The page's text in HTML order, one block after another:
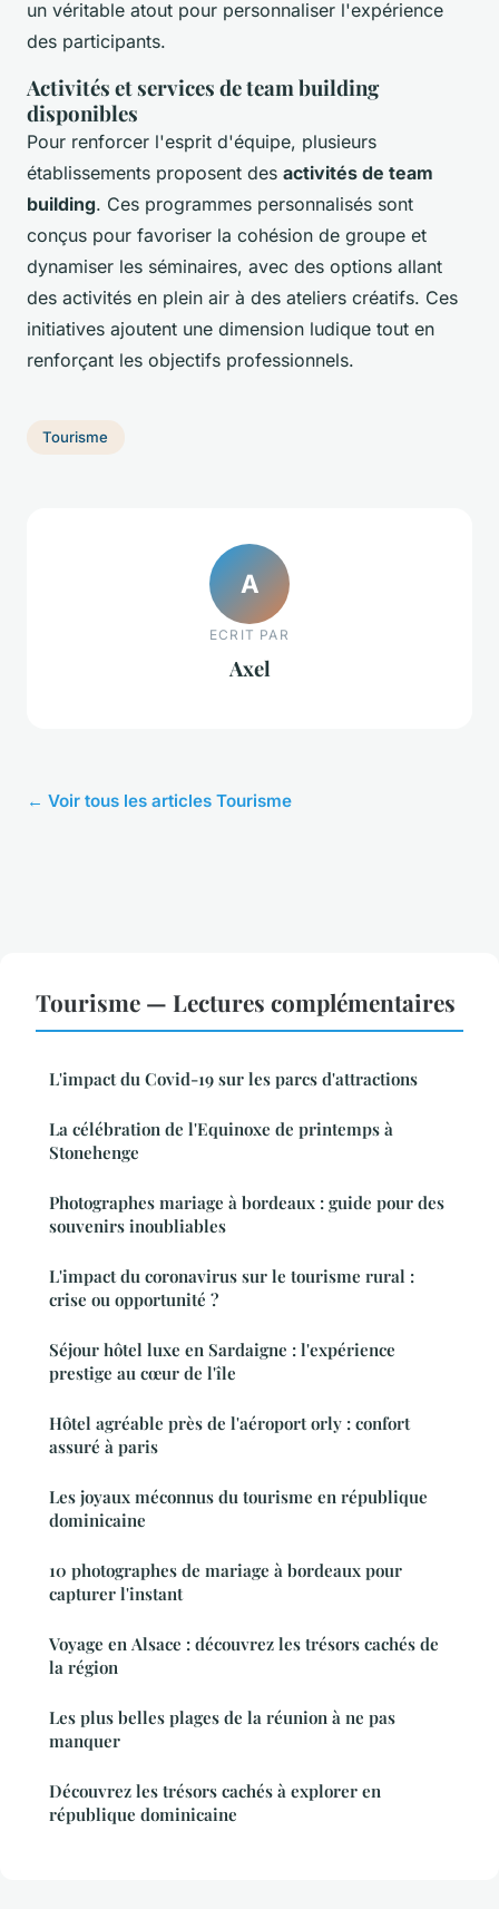
un véritable atout pour personnaliser l'expérience
des participants.
Activités et services de team building
disponibles
Pour renforcer l'esprit d'équipe, plusieurs
établissements proposent des activités de team
building. Ces programmes personnalisés sont
conçus pour favoriser la cohésion de groupe et
dynamiser les séminaires, avec des options allant
des activités en plein air à des ateliers créatifs. Ces
initiatives ajoutent une dimension ludique tout en
renforçant les objectifs professionnels.
Tourisme
A
ECRIT PAR
Axel
← Voir tous les articles Tourisme
Tourisme — Lectures complémentaires
L'impact du Covid-19 sur les parcs d'attractions
La célébration de l'Equinoxe de printemps à
Stonehenge
Photographes mariage à bordeaux : guide pour des
souvenirs inoubliables
L'impact du coronavirus sur le tourisme rural :
crise ou opportunité ?
Séjour hôtel luxe en Sardaigne : l'expérience
prestige au cœur de l'île
Hôtel agréable près de l'aéroport orly : confort
assuré à paris
Les joyaux méconnus du tourisme en république
dominicaine
10 photographes de mariage à bordeaux pour
capturer l'instant
Voyage en Alsace : découvrez les trésors cachés de
la région
Les plus belles plages de la réunion à ne pas
manquer
Découvrez les trésors cachés à explorer en
république dominicaine